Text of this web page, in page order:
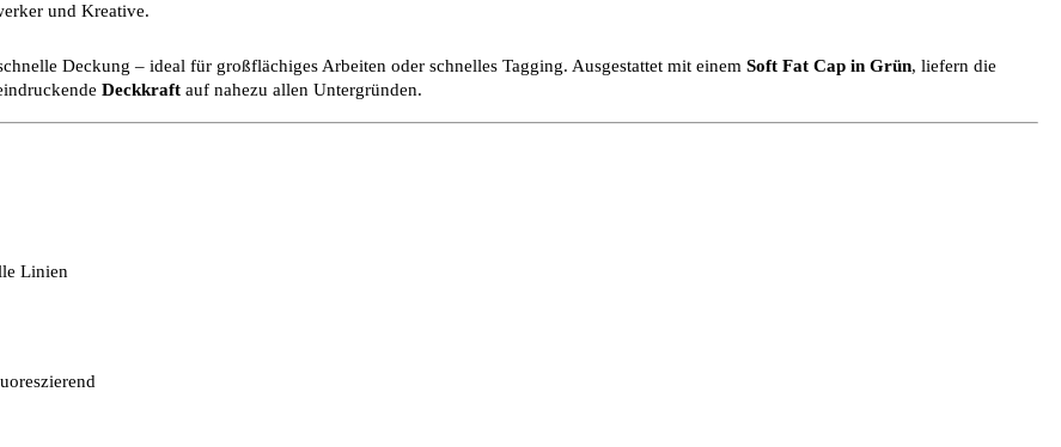
und Kreative.
Deckung – ideal für großflächiges Arbeiten oder schnelles Tagging. Ausgestattet mit einem Soft Fat Cap in Grün, liefern die
Deckkraft auf nahezu allen Untergründen.
Linien